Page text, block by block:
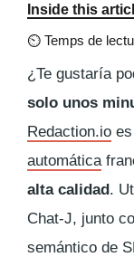
Inside this
⏲ Temps de
¿Te gustaría
solo unos
Redaction.io
automática
alta calidad.
Chat-J, junto
semántico de